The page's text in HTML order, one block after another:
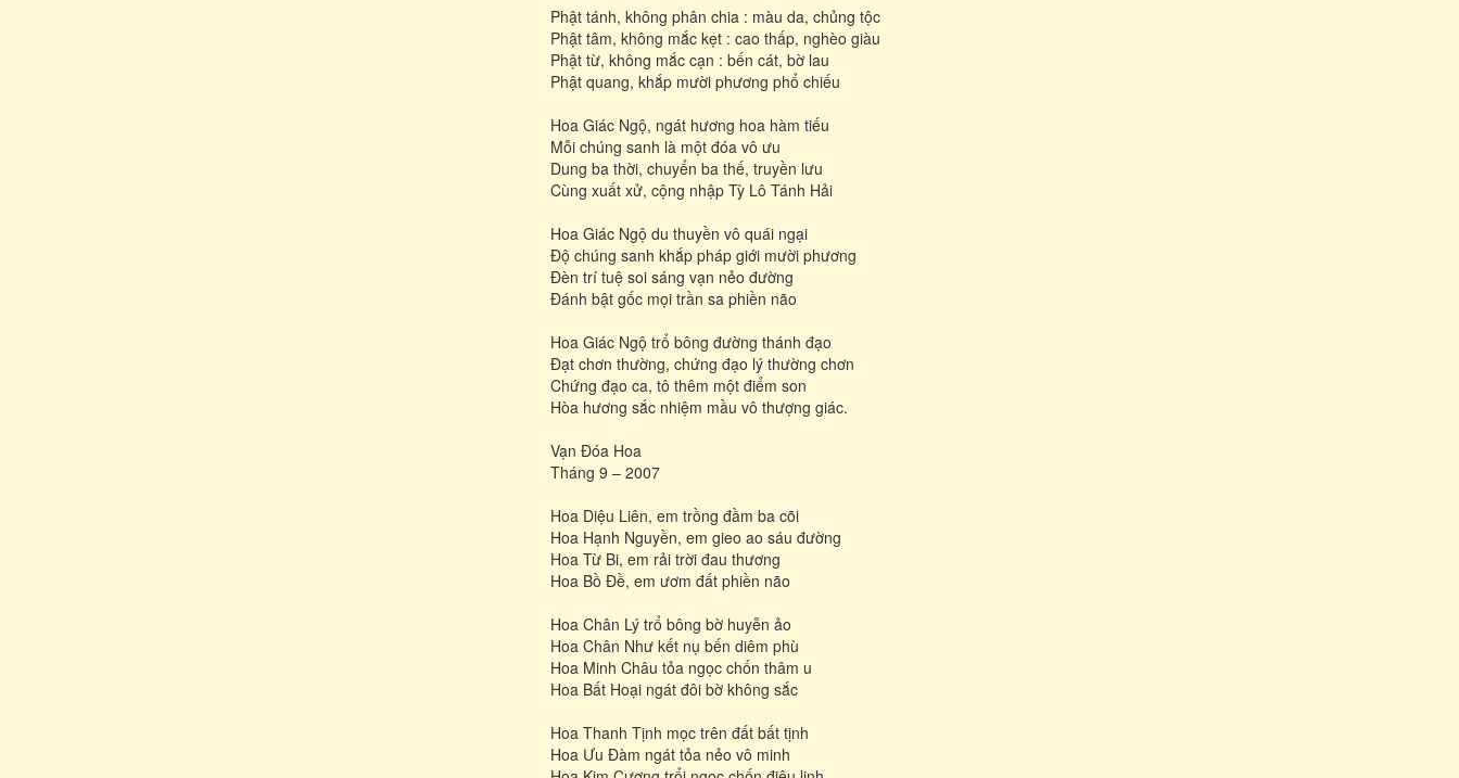
Phật tánh, không phân chia : màu da, chủng tộc
Phật tâm, không mắc kẹt : cao thấp, nghèo giàu
Phật từ, không mắc cạn : bến cát, bờ lau
Phật quang, khắp mười phương phổ chiếu
Hoa Giác Ngộ, ngát hương hoa hàm tiếu
Mỗi chúng sanh là một đóa vô ưu
Dung ba thời, chuyển ba thế, truyền lưu
Cùng xuất xử, cộng nhập Tỳ Lô Tánh Hải
Hoa Giác Ngộ du thuyền vô quái ngại
Ðộ chúng sanh khắp pháp giới mười phương
Ðèn trí tuệ soi sáng vạn nẻo đường
Ðánh bật gốc mọi trần sa phiền não
Hoa Giác Ngộ trổ bông đường thánh đạo
Ðạt chơn thường, chứng đạo lý thường chơn
Chứng đạo ca, tô thêm một điểm son
Hòa hương sắc nhiệm mầu vô thượng giác.
Vạn Ðóa Hoa
Tháng 9 – 2007
Hoa Diệu Liên, em trồng đầm ba cõi
Hoa Hạnh Nguyền, em gieo ao sáu đường
Hoa Từ Bi, em rải trời đau thương
Hoa Bồ Ðề, em ươm đất phiền não
Hoa Chân Lý trổ bông bờ huyễn ảo
Hoa Chân Như kết nụ bến diêm phù
Hoa Minh Châu tỏa ngọc chốn thâm u
Hoa Bất Hoại ngát đôi bờ không sắc
Hoa Thanh Tịnh mọc trên đất bất tịnh
Hoa Ưu Ðàm ngát tỏa nẻo vô minh